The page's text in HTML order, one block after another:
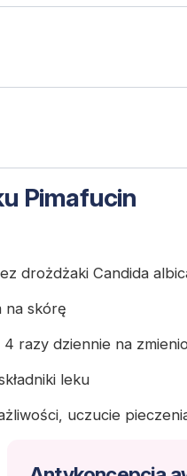
Pimafucin
drożdżaki Candida
na skórę
razy dziennie na
leku
uczucie